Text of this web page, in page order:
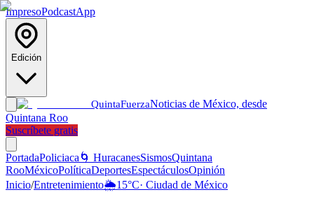
ImpresoPodcastApp
Edición
QuintaFuerzaNoticias de México, desde
Quintana Roo
Suscríbete gratis
PortadaPoliciaca 🌀 HuracanesSismosQuintana
RooMéxicoPolíticaDeportesEspectáculosOpinión
Inicio/Entretenimiento🌦️15°C· Ciudad de México